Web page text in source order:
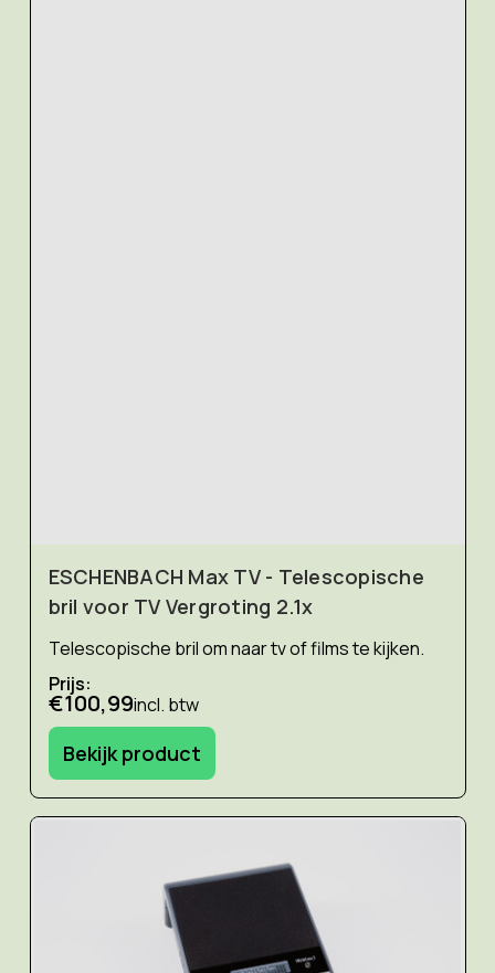
ESCHENBACH Max TV - Telescopische
bril voor TV Vergroting 2.1x
Telescopische bril om naar tv of films te kijken.
Prijs:
€100,99incl. btw
Bekijk product